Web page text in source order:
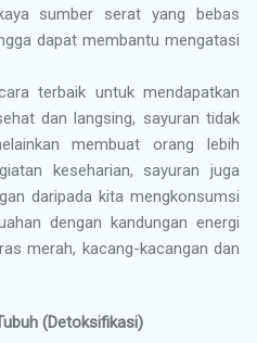
sumber serat yang bebas
dapat membantu mengatasi
terbaik untuk mendapatkan
dan langsing, sayuran tidak
membuat orang lebih
keseharian, sayuran juga
daripada kita mengkonsumsi
dengan kandungan energi
merah, kacang-kacangan dan
(Detoksifikasi)